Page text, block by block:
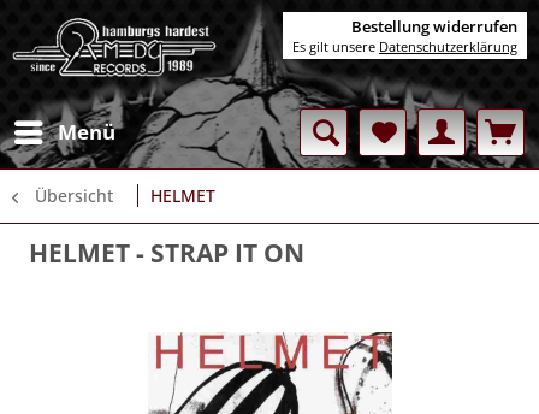
Menü
Übersicht HELMET
HELMET- STRAP IT ON
Bestellung widerrufen
Es gilt unsere Datenschutzerklärung